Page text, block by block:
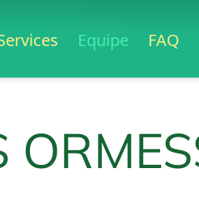
Equipe FAQ